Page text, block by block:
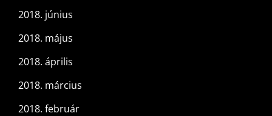
2018. június
2018. május
2018. április
2018. március
2018. február